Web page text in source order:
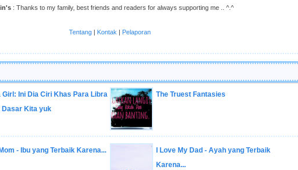
: Thanks to my family, best friends and readers for always supporting me .. ^.^
Tentang| Kontak | Pelaporan
Girl: Ini Dia Ciri Khas Para Libra
Dasar Kita yuk
The Truest Fantasies
- Ibu yang Terbaik Karena...
I Love My Dad - Ayah yang Terbaik
Karena...